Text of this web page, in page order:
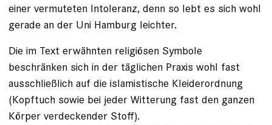
einer vermuteten Intoleranz, denn so lebt es sich wohl
gerade an der Uni Hamburg leichter.
Die im Text erwähnten religiösen Symbole
beschränken sich in der täglichen Praxis wohl fast
ausschließlich auf die islamistische Kleiderordnung
(Kopftuch sowie bei jeder Witterung fast den ganzen
Körper verdeckender Stoff).